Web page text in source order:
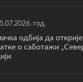
год.
одбија да
о саботажи